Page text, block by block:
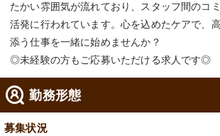
たかい雰囲気が流れており、スタッフ間のコ
活発に行われています。心を込めたケアで、
添う仕事を一緒に始めませんか？
◎未経験の方もご応募いただける求人です◎
勤務形態
募集状況